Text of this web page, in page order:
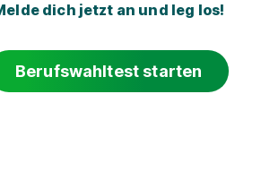
dich jetzt an und leg los!
Berufswahltest starten